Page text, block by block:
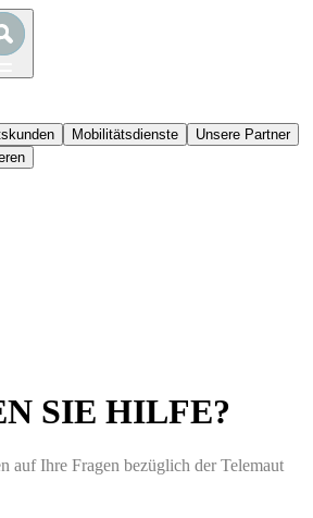
Mobilitätsdienste
Unsere Partner
SIE HILFE?
auf Ihre Fragen bezüglich der Telemaut